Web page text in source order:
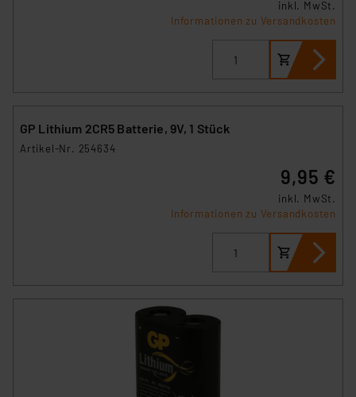
inkl. MwSt.
Informationen zu Versandkosten
GP Lithium 2CR5 Batterie, 9V, 1 Stück
Artikel-Nr. 254634
9,95 €
inkl. MwSt.
Informationen zu Versandkosten